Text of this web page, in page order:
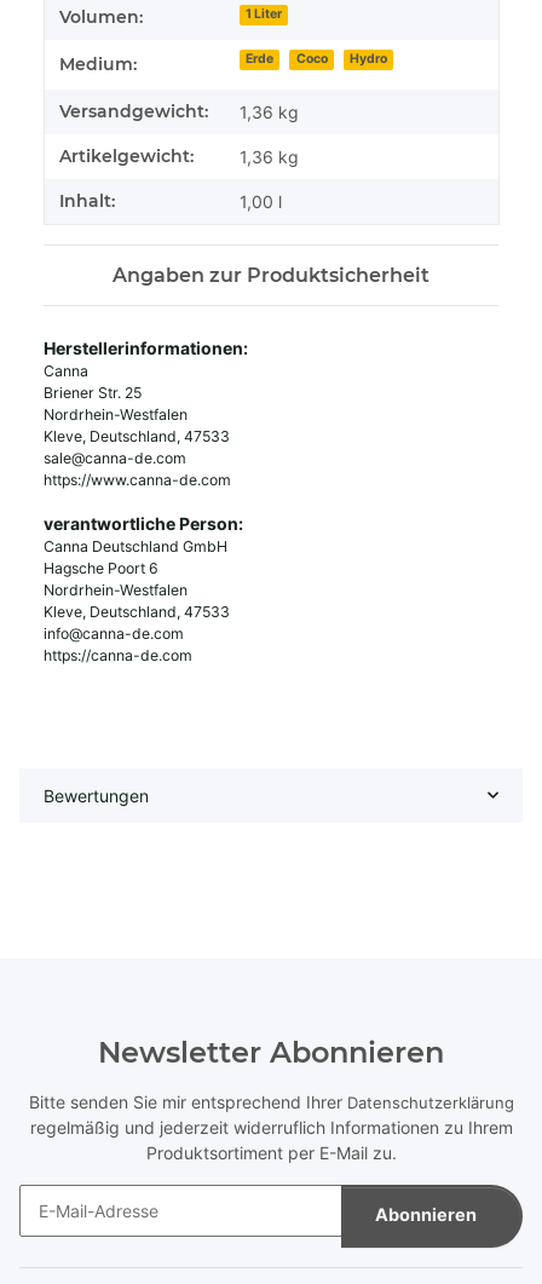
Volumen: 1 Liter
Medium: Erde Coco Hydro
Versandgewicht: 1,36 kg
Artikelgewicht: 1,36 kg
Inhalt: 1,00 l
Angaben zur Produktsicherheit
Herstellerinformationen:
Canna
Briener Str. 25
Nordrhein-Westfalen
Kleve, Deutschland, 47533
sale@canna-de.com
https://www.canna-de.com
verantwortliche Person:
Canna Deutschland GmbH
Hagsche Poort 6
Nordrhein-Westfalen
Kleve, Deutschland, 47533
info@canna-de.com
https://canna-de.com
Bewertungen
Newsletter Abonnieren
Bitte senden Sie mir entsprechend Ihrer Datenschutzerklärung
regelmäßig und jederzeit widerruflich Informationen zu Ihrem
Produktsortiment per E-Mail zu.
Abonnieren